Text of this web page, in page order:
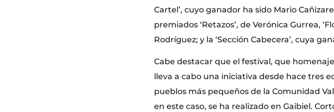
Cartel’, cuyo ganador ha sido Mario
premiados ‘Retazos’, de Verónica Gurrea,
Rodríguez; y la ‘Sección Cabecera’, cuya
Cabe destacar que el festival, que
lleva a cabo una iniciativa desde hace tres
pueblos más pequeños de la Comunidad
en este caso, se ha realizado en Gaibiel.